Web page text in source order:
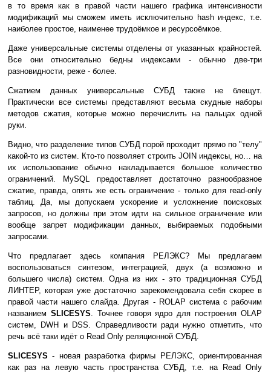
в то время как в правой части нашего графика интенсивности
модификаций мы сможем иметь исключительно hash индекс, т.е.
наиболее простое, наименее трудоёмкое и ресурсоёмкое.
Даже универсальные системы отделены от указанных крайностей.
Все они относительно бедны индексами - обычно две-три
разновидности, реже - более.
Сжатием данных универсальные СУБД также не блещут.
Практически все системы представляют весьма скудные наборы
методов сжатия, которые можно перечислить на пальцах одной
руки.
Видно, что разделение типов СУБД порой проходит прямо по "телу"
какой-то из систем. Кто-то позволяет строить JOIN индексы, но… на
их использование обычно накладывается большое количество
ограничений. MySQL предоставляет достаточно разнообразное
сжатие, правда, опять же есть ограничение - только для read-only
таблиц. Да, мы допускаем ускорение и усложнение поисковых
запросов, но должны при этом идти на сильное ограничение или
вообще запрет модификации данных, выбираемых подобными
запросами.
Что предлагает здесь компания РЕЛЭКС? Мы предлагаем
воспользоваться синтезом, интеграцией, двух (а возможно и
большего числа) систем. Одна из них - это традиционная СУБД
ЛИНТЕР, которая уже достаточно зарекомендовала себя скорее в
правой части нашего слайда. Другая - ROLAP система с рабочим
названием SLICESYS . Точнее говоря ядро для построения OLAP
систем, DWH и DSS. Справедливости ради нужно отметить, что
речь всё таки идёт о Read Only реляционной СУБД.
SLICESYS - новая разработка фирмы РЕЛЭКС, ориентированная
как раз на левую часть пространства СУБД, т.е. на Read Only